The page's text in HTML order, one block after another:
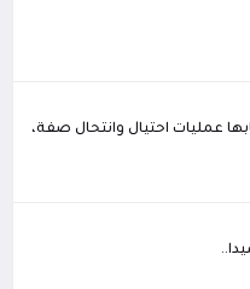
عمليات احتيال وانتحال صفة،